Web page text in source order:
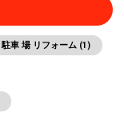
駐車 場 リフォーム (1)